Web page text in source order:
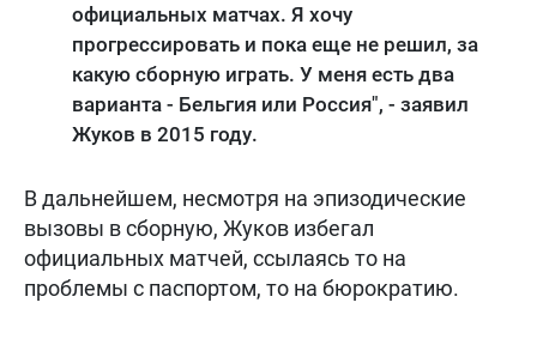
официальных матчах. Я хочу
прогрессировать и пока еще не решил, за
какую сборную играть. У меня есть два
варианта - Бельгия или Россия", - заявил
Жуков в 2015 году.
В дальнейшем, несмотря на эпизодические
вызовы в сборную, Жуков избегал
официальных матчей, ссылаясь то на
проблемы с паспортом, то на бюрократию.